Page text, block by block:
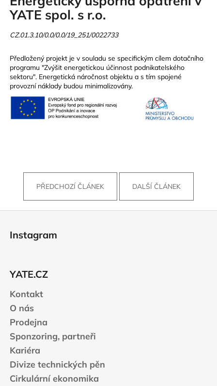
YATE spol. s r.o.
CZ.01.3.10/0.0/0.0/19_251/0022733
Předložený projekt je v souladu se specifickým cílem dotačního
programu "Zvýšit energetickou účinnost podnikatelského
sektoru". Energetická náročnost objektu a s tím spojené
provozní náklady budou minimalizovány.
PŘEDCHOZÍ ČLÁNEK DALŠÍ ČLÁNEK
Instagram
YATE.CZ
Kontakt
O nás
Prodejna
Sponzoring, partneři
Kariéra
Divize technických pěn
Cirkulární ekonomika